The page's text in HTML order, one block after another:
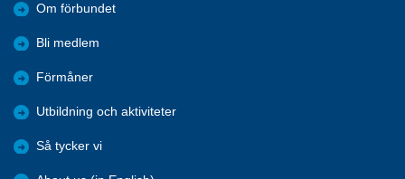
Om förbundet
Bli medlem
Förmåner
Utbildning och aktiviteter
Så tycker vi